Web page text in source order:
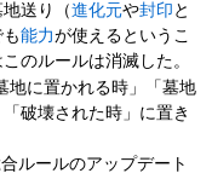
地送り（進化元や封印 と
も能力が使えるというこ
のルールは消滅した。
地に置かれる時」「墓地
破壊された時」に置き
ルールのアップデート